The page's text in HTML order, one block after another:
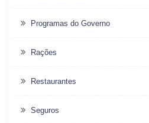
Programas do Governo
Rações
Restaurantes
Seguros